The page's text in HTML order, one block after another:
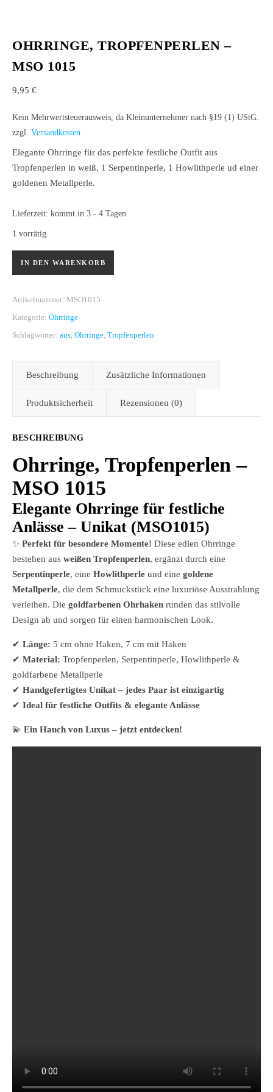
OHRRINGE, TROPFENPERLEN –
MSO 1015
9,95 €
Kein Mehrwertsteuerausweis, da Kleinunternehmer nach §19 (1) UStG.
zzgl. Versandkosten
Elegante Ohrringe für das perfekte festliche Outfit aus
Tropfenperlen in weiß, 1 Serpentinperle, 1 Howlithperle ud einer
goldenen Metallperle.
Lieferzeit: kommt in 3 - 4 Tagen
1 vorrätig
IN DEN WARENKORB
Artikelnummer: MSO1015
Kategorie: Ohrringe
Schlagwörter: aus, Ohrringe, Tropfenperlen
Beschreibung Zusätzliche Informationen
Produktsicherheit Rezensionen (0)
BESCHREIBUNG
Ohrringe, Tropfenperlen –
MSO 1015
Elegante Ohrringe für festliche
Anlässe – Unikat (MSO1015)
✨ Perfekt für besondere Momente! Diese edlen Ohrringe
bestehen aus weißen Tropfenperlen, ergänzt durch eine
Serpentinperle, eine Howlithperle und eine goldene
Metallperle, die dem Schmuckstück eine luxuriöse Ausstrahlung
verleihen. Die goldfarbenen Ohrhaken runden das stilvolle
Design ab und sorgen für einen harmonischen Look.
✔ Länge: 5 cm ohne Haken, 7 cm mit Haken
✔ Material: Tropfenperlen, Serpentinperle, Howlithperle &
goldfarbene Metallperle
✔ Handgefertigtes Unikat – jedes Paar ist einzigartig
✔ Ideal für festliche Outfits & elegante Anlässe
💫 Ein Hauch von Luxus – jetzt entdecken!